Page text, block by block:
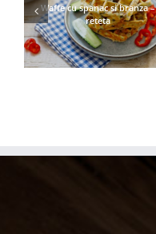
Waffe cu spanac si branza –
reteta